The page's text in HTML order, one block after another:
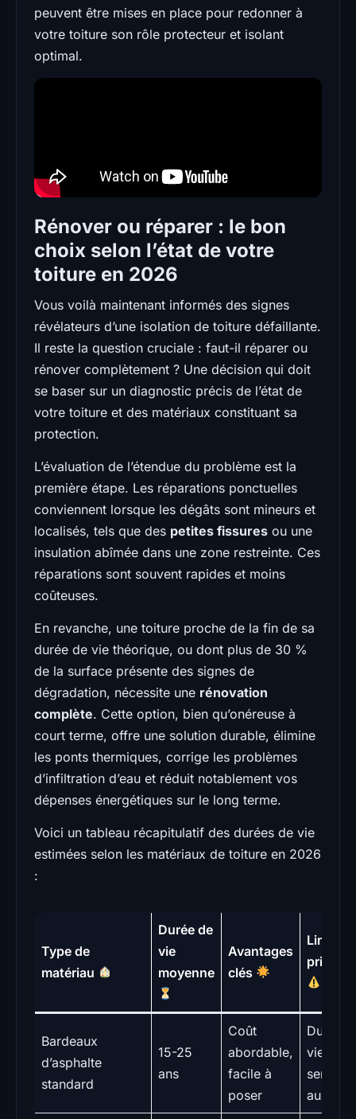
peuvent être mises en place pour redonner à
votre toiture son rôle protecteur et isolant
optimal.
Rénover ou réparer : le bon
choix selon l’état de votre
toiture en 2026
Vous voilà maintenant informés des signes
révélateurs d’une isolation de toiture défaillante.
Il reste la question cruciale : faut-il réparer ou
rénover complètement ? Une décision qui doit
se baser sur un diagnostic précis de l’état de
votre toiture et des matériaux constituant sa
protection.
L’évaluation de l’étendue du problème est la
première étape. Les réparations ponctuelles
conviennent lorsque les dégâts sont mineurs et
localisés, tels que des petites fissures ou une
insulation abîmée dans une zone restreinte. Ces
réparations sont souvent rapides et moins
coûteuses.
En revanche, une toiture proche de la fin de sa
durée de vie théorique, ou dont plus de 30 %
de la surface présente des signes de
dégradation, nécessite une rénovation
complète. Cette option, bien qu’onéreuse à
court terme, offre une solution durable, élimine
les ponts thermiques, corrige les problèmes
d’infiltration d’eau et réduit notablement vos
dépenses énergétiques sur le long terme.
Voici un tableau récapitulatif des durées de vie
estimées selon les matériaux de toiture en 2026
:
Type de
matériau
Durée de
vie
moyenne
Avantages
clés
Limites
Bardeaux
d’asphalte
standard
15-25
ans
Coût
abordable,
facile à
poser
Durée
vie
aux UV